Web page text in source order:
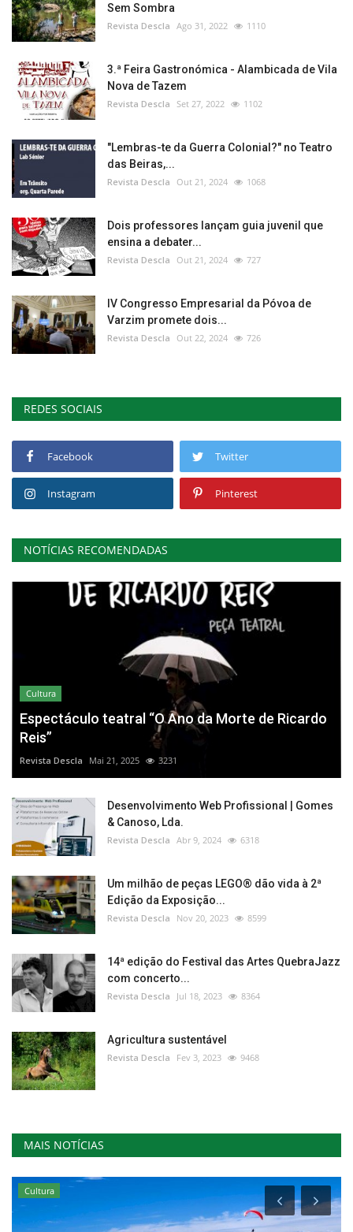
Sem Sombra
Revista Descla Ago 31, 2022 1110
3.ª Feira Gastronómica - Alambicada de Vila
Nova de Tazem
Revista Descla Set 27, 2022 1102
"Lembras-te da Guerra Colonial?" no Teatro
das Beiras,...
Revista Descla Out 21, 2024 1068
Dois professores lançam guia juvenil que
ensina a debater...
Revista Descla Out 21, 2024 727
IV Congresso Empresarial da Póvoa de
Varzim promete dois...
Revista Descla Out 22, 2024 726
REDES SOCIAIS
Facebook Twitter
Instagram Pinterest
NOTÍCIAS RECOMENDADAS
Cultura
Espectáculo teatral “O Ano da Morte de Ricardo
Reis”
Revista Descla Mai 21, 2025 3231
Desenvolvimento Web Profissional | Gomes
& Canoso, Lda.
Revista Descla Abr 9, 2024 6318
Um milhão de peças LEGO® dão vida à 2ª
Edição da Exposição...
Revista Descla Nov 20, 2023 8599
14ª edição do Festival das Artes QuebraJazz
com concerto...
Revista Descla Jul 18, 2023 8364
Agricultura sustentável
Revista Descla Fev 3, 2023 9468
MAIS NOTÍCIAS
Cultura